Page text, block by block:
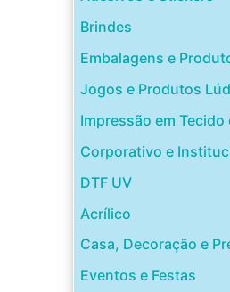
Brindes
Embalagens e
Jogos e Produtos
Impressão em Tecido
Corporativo e
DTF UV
Acrílico
Casa, Decoração e
Eventos e Festas